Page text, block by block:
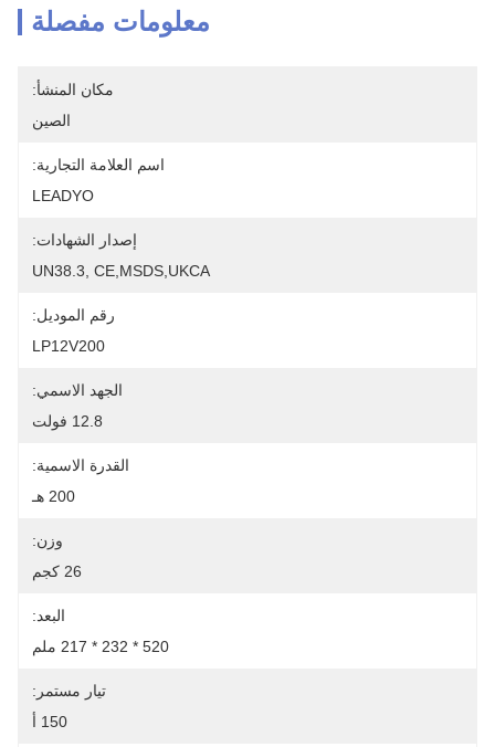
معلومات مفصلة
مكان المنشأ:
الصين
اسم العلامة التجارية:
LEADYO
إصدار الشهادات:
UN38.3, CE,MSDS,UKCA
رقم الموديل:
LP12V200
الجهد الاسمي:
12.8 فولت
القدرة الاسمية:
200 هـ
وزن:
26 كجم
البعد:
520 * 232 * 217 ملم
تيار مستمر:
150 أ